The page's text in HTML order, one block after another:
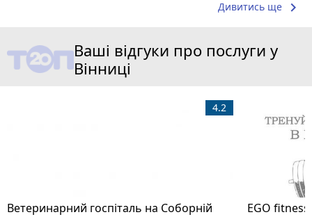
Дивитись ще keyboard_arrow_right
Ваші відгуки про послуги у
Вінниці
Ветеринарний госпіталь на Соборній
4.2
EGO